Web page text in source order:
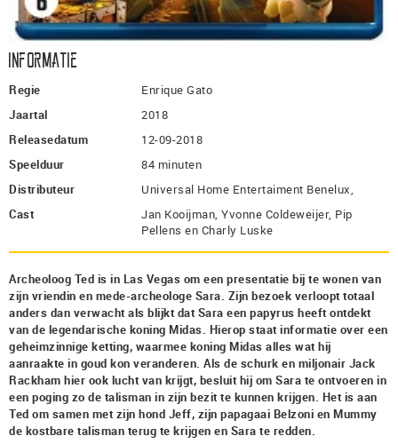
Informatie
Regie
Enrique Gato
Jaartal
2018
Releasedatum
12-09-2018
Speelduur
84 minuten
Distributeur
Universal Home Entertaiment Benelux,
Cast
Jan Kooijman, Yvonne Coldeweijer, Pip
Pellens en Charly Luske
Archeoloog Ted is in Las Vegas om een presentatie bij te wonen van
zijn vriendin en mede-archeologe Sara. Zijn bezoek verloopt totaal
anders dan verwacht als blijkt dat Sara een papyrus heeft ontdekt
van de legendarische koning Midas. Hierop staat informatie over een
geheimzinnige ketting, waarmee koning Midas alles wat hij
aanraakte in goud kon veranderen. Als de schurk en miljonair Jack
Rackham hier ook lucht van krijgt, besluit hij om Sara te ontvoeren in
een poging zo de talisman in zijn bezit te kunnen krijgen. Het is aan
Ted om samen met zijn hond Jeff, zijn papagaai Belzoni en Mummy
de kostbare talisman terug te krijgen en Sara te redden.